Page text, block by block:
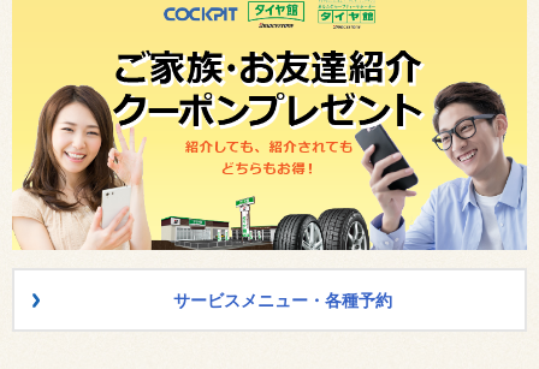
サービスメニュー・各種予約